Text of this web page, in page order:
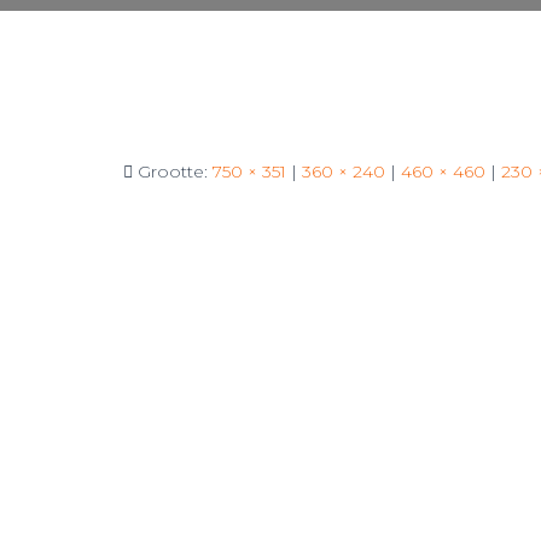
Grootte: 750 × 351 | 360 × 240 | 460 × 460 | 230